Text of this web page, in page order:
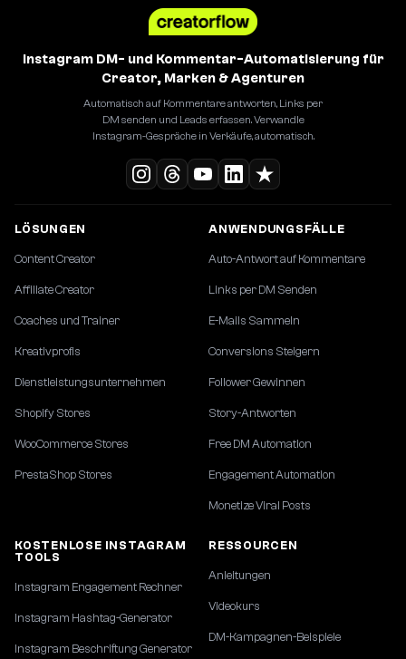
Instagram DM- und Kommentar-Automatisierung für
Creator, Marken & Agenturen
Automatisch auf Kommentare antworten, Links per
DM senden und Leads erfassen. Verwandle
Instagram-Gespräche in Verkäufe, automatisch.
LÖSUNGEN
Content Creator
Affiliate Creator
Coaches und Trainer
Kreativprofis
Dienstleistungsunternehmen
Shopify Stores
WooCommerce Stores
PrestaShop Stores
ANWENDUNGSFÄLLE
Auto-Antwort auf Kommentare
Links per DM Senden
E-Mails Sammeln
Conversions Steigern
Follower Gewinnen
Story-Antworten
Free DM Automation
Engagement Automation
Monetize Viral Posts
KOSTENLOSE INSTAGRAM
TOOLS
Instagram Engagement Rechner
Instagram Hashtag-Generator
Instagram Beschriftung Generator
RESSOURCEN
Anleitungen
Videokurs
DM-Kampagnen-Beispiele